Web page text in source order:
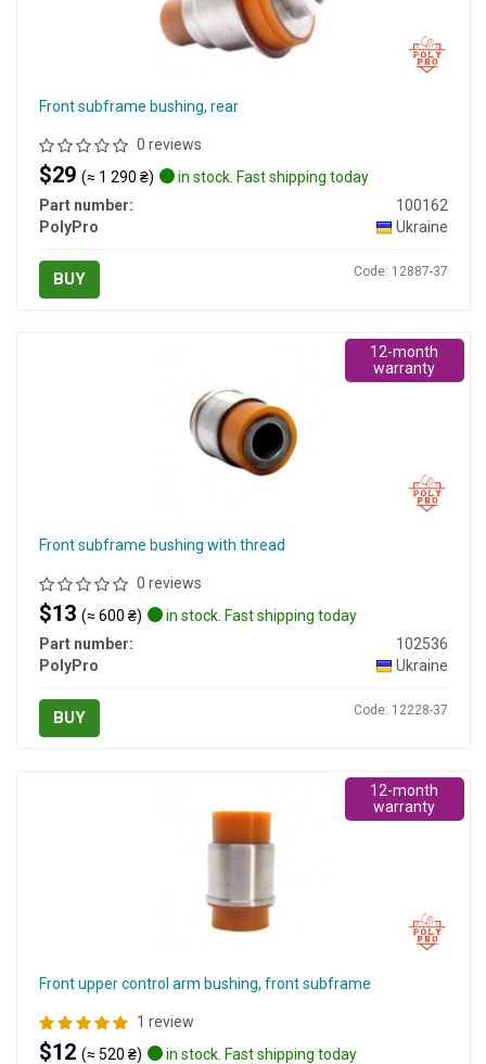
Front subframe bushing, rear
0 reviews
$29 (≈ 1 290 ₴)
in stock. Fast shipping today
Part number:
100162
PolyPro
Ukraine
BUY Code: 12887-37
Front subframe bushing with thread
0 reviews
$13 (≈ 600 ₴)
in stock. Fast shipping today
Part number:
102536
PolyPro
Ukraine
BUY Code: 12228-37
12-month
warranty
Front upper control arm bushing, front subframe
1 review
$12 (≈ 520 ₴) in stock. Fast shipping today
12-month
warranty